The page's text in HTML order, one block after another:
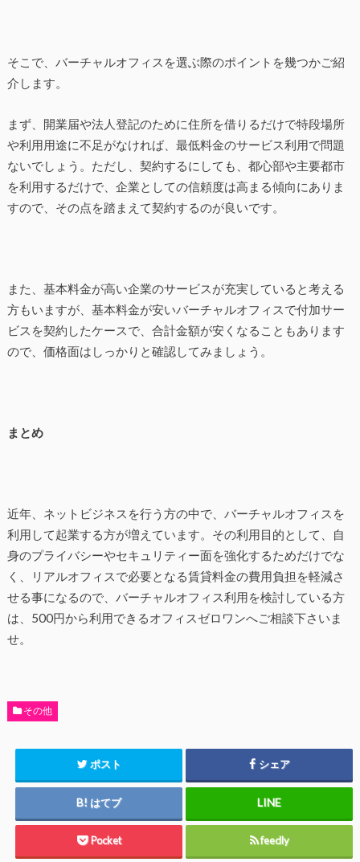
そこで、バーチャルオフィスを選ぶ際のポイントを幾つかご紹
介します。
まず、開業届や法人登記のために住所を借りるだけで特段場所
や利用用途に不足がなければ、最低料金のサービス利用で問題
ないでしょう。ただし、契約するにしても、都心部や主要都市
を利用するだけで、企業としての信頼度は高まる傾向にありま
すので、その点を踏まえて契約するのが良いです。
また、基本料金が高い企業のサービスが充実していると考える
方もいますが、基本料金が安いバーチャルオフィスで付加サー
ビスを契約したケースで、合計金額が安くなることもあります
ので、価格面はしっかりと確認してみましょう。
まとめ
近年、ネットビジネスを行う方の中で、バーチャルオフィスを
利用して起業する方が増えています。その利用目的として、自
身のプライバシーやセキュリティー面を強化するためだけでな
く、リアルオフィスで必要となる賃貸料金の費用負担を軽減さ
せる事になるので、バーチャルオフィス利用を検討している方
は、500円から利用できるオフィスゼロワンへご相談下さいま
せ。
その他
ポスト シェア
はてブ
Pocket feedly